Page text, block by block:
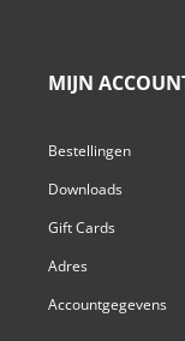
MIJN
Bestellingen
Downloads
Gift Cards
Adres
Accountgegevens